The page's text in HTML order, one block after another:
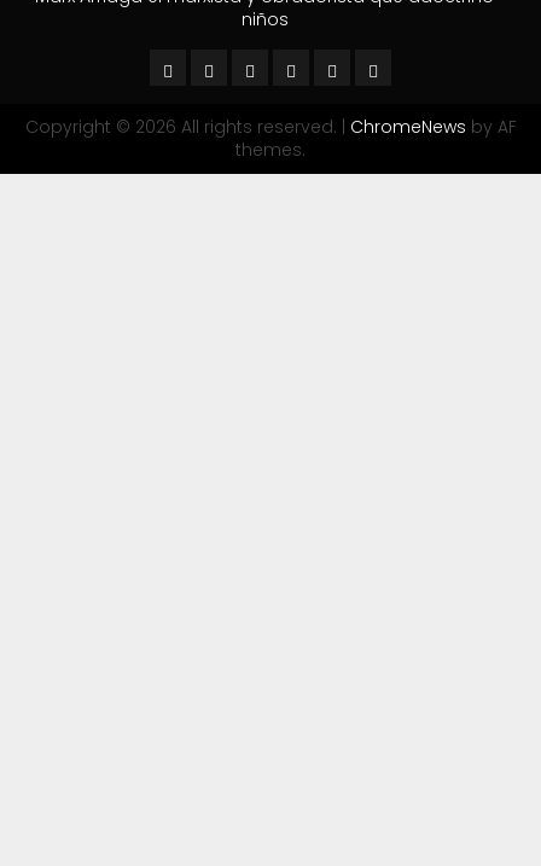
niños
Copyright © 2026 All rights reserved. ChromeNews by AF
themes.